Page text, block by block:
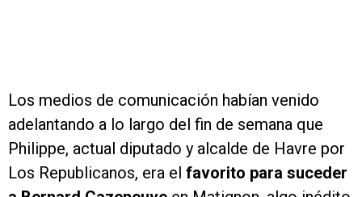
Los medios de comunicación habían venido
adelantando a lo largo del fin de semana que
Philippe, actual diputado y alcalde de Havre por
Los Republicanos, era el favorito para suceder